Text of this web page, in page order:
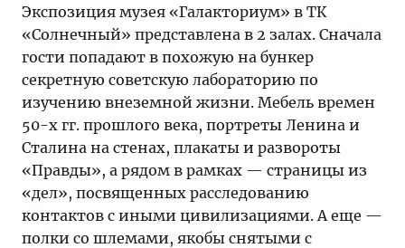
Экспозиция музея «Галакториум» в ТК
«Солнечный» представлена в 2 залах. Сначала
гости попадают в похожую на бункер
секретную советскую лабораторию по
изучению внеземной жизни. Мебель времен
50-х гг. прошлого века, портреты Ленина и
Сталина на стенах, плакаты и развороты
«Правды», а рядом в рамках — страницы из
«дел», посвященных расследованию
контактов с иными цивилизациями. А еще —
полки со шлемами, якобы снятыми с